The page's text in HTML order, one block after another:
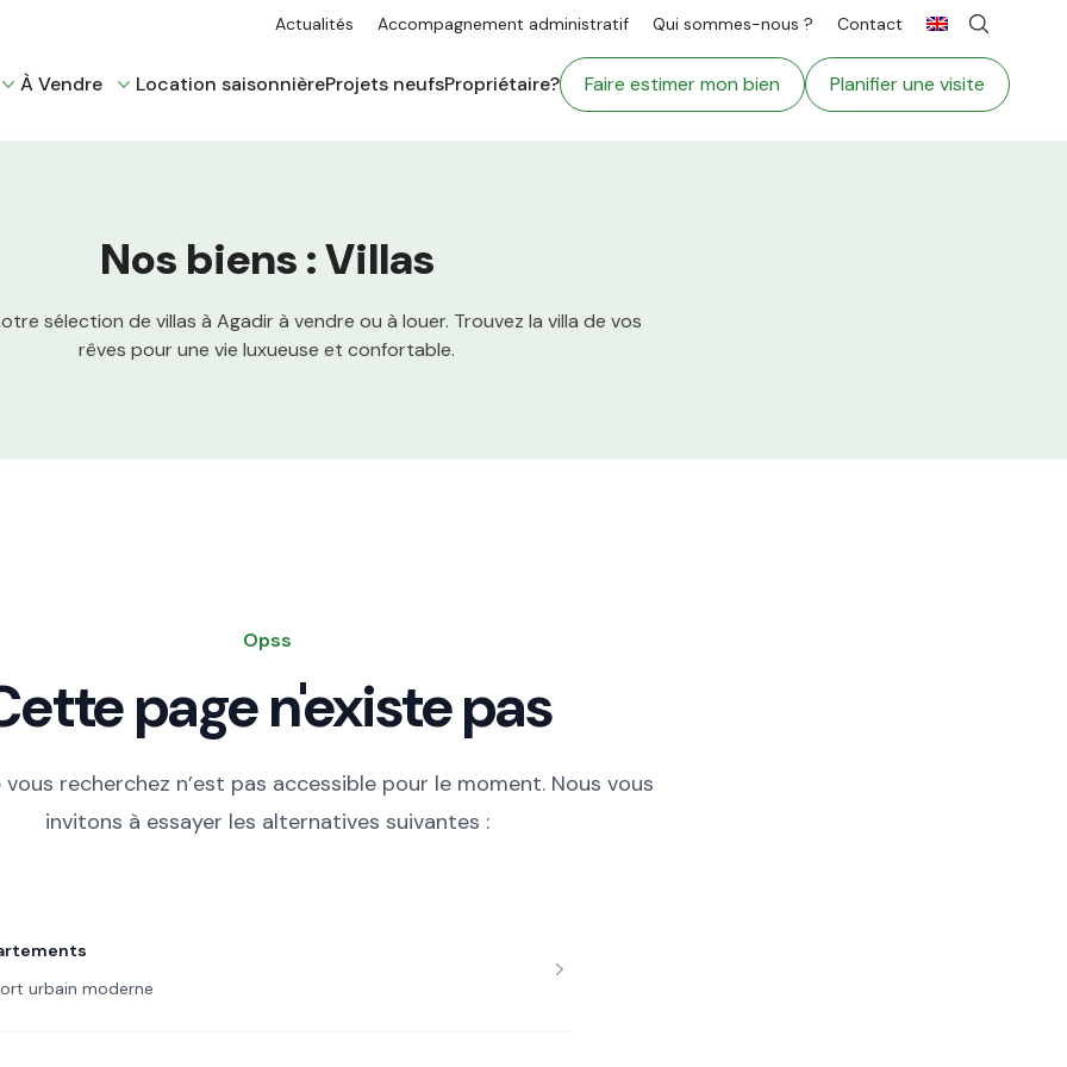
Actualités Accompagnement administratif Qui sommes-nous ? Contact
À Vendre Location saisonnièreProjets neufsPropriétaire? Faire estimer mon bien Planifier une visite
Nos biens : Villas
sélection de villas à Agadir à vendre ou à louer. Trouvez la villa de vos
rêves pour une vie luxueuse et confortable.
Opss
page n'existe pas
vous recherchez n’est pas accessible pour le moment. Nous vous
invitons à essayer les alternatives suivantes :
Populaire
urbain moderne